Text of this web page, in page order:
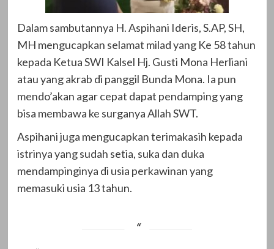
Dalam sambutannya H. Aspihani Ideris, S.AP, SH,
MH mengucapkan selamat milad yang Ke 58 tahun
kepada Ketua SWI Kalsel Hj. Gusti Mona Herliani
atau yang akrab di panggil Bunda Mona. Ia pun
mendo’akan agar cepat dapat pendamping yang
bisa membawa ke surganya Allah SWT.
Aspihani juga mengucapkan terimakasih kepada
istrinya yang sudah setia, suka dan duka
mendampinginya di usia perkawinan yang
memasuki usia 13 tahun.